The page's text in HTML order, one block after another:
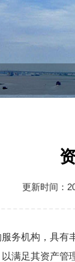
更新时间：
务机构，具
满足其资产管